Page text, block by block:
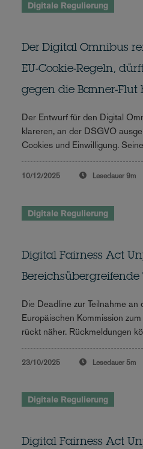
Digitale Regulierung
Der Digital Omnibus
EU-Cookie-Regeln,
gegen die Banner-Flut
Der Entwurf für den Digital
klareren, an der DSGVO
Cookies und Einwilligung.
10/12/2025 Lesedauer 9m
Digitale Regulierung
Digital Fairness Act
Bereichsübergreifende
Die Deadline zur Teilnahme an
Europäischen Kommission
rückt näher. Rückmeldungen
23/10/2025 Lesedauer 5m
Digitale Regulierung
Digital Fairness Act